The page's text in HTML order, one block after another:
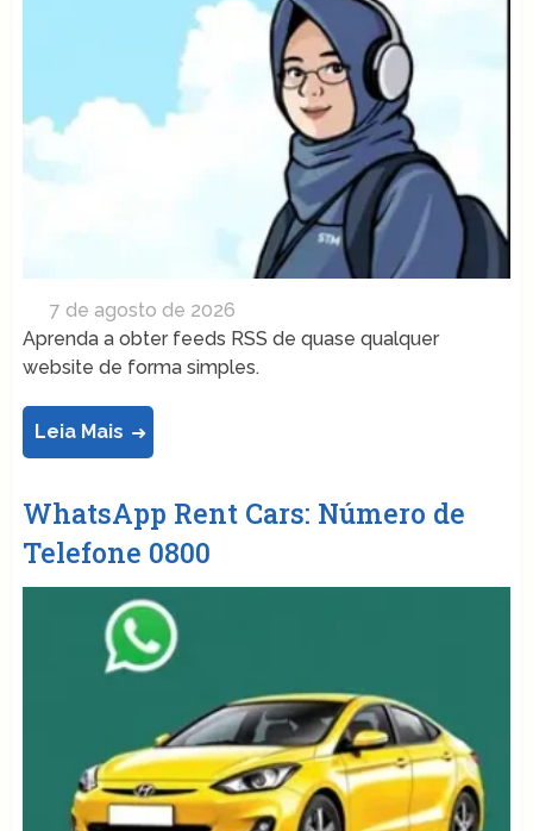
7 de agosto de 2026
Aprenda a obter feeds RSS de quase qualquer
website de forma simples.
Leia Mais
WhatsApp Rent Cars: Número de
Telefone 0800